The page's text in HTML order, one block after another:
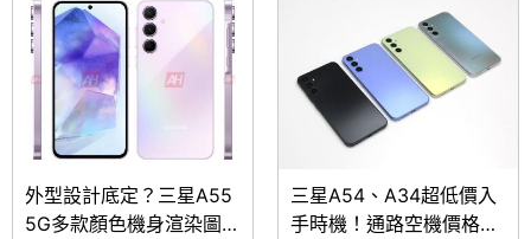
又說回來，你知道三星手機要怎
麼回復原廠設定嗎？今天就讓小
編告訴大家，該如何將各位手邊
的三星 G
外型設計底定？三星A55
5G多款顏色機身渲染圖疑
三星A54、A34超低價入
手時機！通路空機價格一